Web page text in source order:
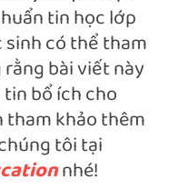
tin học lớp
có thể tham
bài viết này
bổ ích cho
tham khảo thêm
tôi tại
nhé!